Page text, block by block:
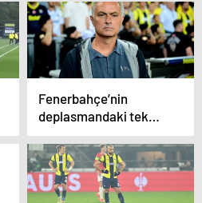
“Fenerbahçe
umurunda değil”
Fenerbahçe’nin
deplasmandaki tek
rakibi PSG